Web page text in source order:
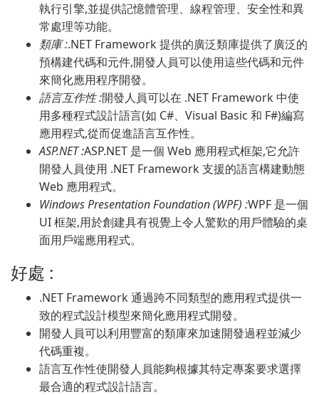
執行引擎,並提供記憶體管理、線程管理、安全性和異
常處理等功能。
類庫 :.NET Framework 提供的廣泛類庫提供了廣泛的
預構建代碼和元件,開發人員可以使用這些代碼和元件
來簡化應用程序開發。
語言互作性 :開發人員可以在 .NET Framework 中使
用多種程式設計語言(如 C#、Visual Basic 和 F#)編寫
應用程式,從而促進語言互作性。
ASP.NET :ASP.NET 是一個 Web 應用程式框架,它允許
開發人員使用 .NET Framework 支援的語言構建動態
Web 應用程式。
Windows Presentation Foundation (WPF) :WPF 是一個
UI 框架,用於創建具有視覺上令人驚歎的用戶體驗的桌
面用戶端應用程式。
好處 :
.NET Framework 通過跨不同類型的應用程式提供一
致的程式設計模型來簡化應用程式開發。
開發人員可以利用豐富的類庫來加速開發過程並減少
代碼重複。
語言互作性使開發人員能夠根據其特定專案要求選擇
最合適的程式設計語言。